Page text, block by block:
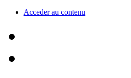
Acceder au contenu